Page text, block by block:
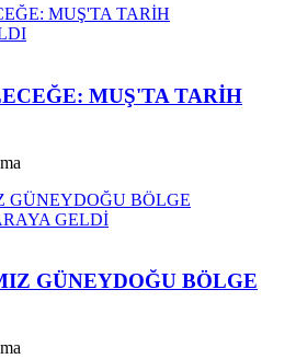
MUŞ'TA TARİH
GÜNEYDOĞU BÖLGE